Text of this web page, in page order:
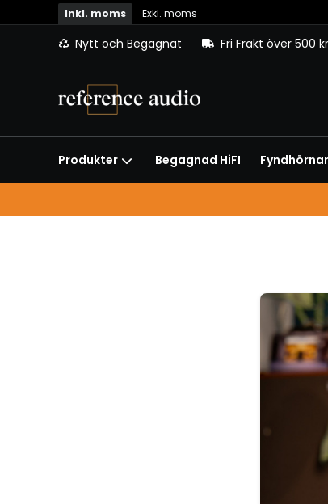
Inkl. moms Exkl. moms
Nytt och Begagnat Fri Frakt över 500
Produkter Begagnad HiFI